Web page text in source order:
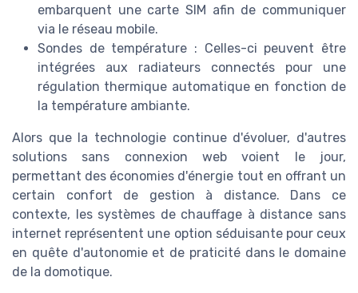
embarquent une carte SIM afin de communiquer
via le réseau mobile.
Sondes de température : Celles-ci peuvent être
intégrées aux radiateurs connectés pour une
régulation thermique automatique en fonction de
la température ambiante.
Alors que la technologie continue d'évoluer, d'autres
solutions sans connexion web voient le jour,
permettant des économies d'énergie tout en offrant un
certain confort de gestion à distance. Dans ce
contexte, les systèmes de chauffage à distance sans
internet représentent une option séduisante pour ceux
en quête d'autonomie et de praticité dans le domaine
de la domotique.